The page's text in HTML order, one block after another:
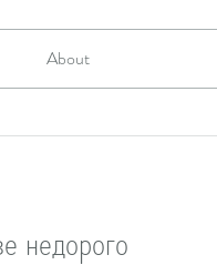
About
недорого